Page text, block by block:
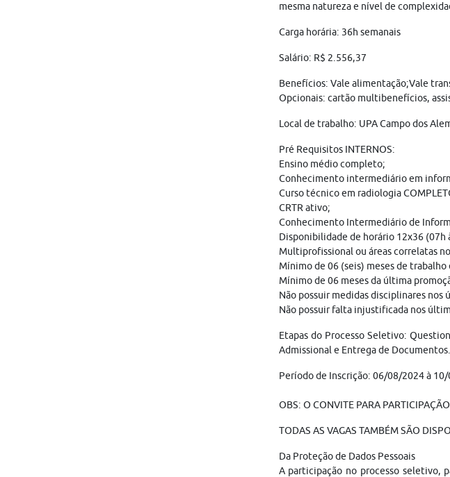
mesma natureza e nível de
Carga horária: 36h semanais
Salário: R$ 2.556,37
Benefícios: Vale alimentação;Vale
Opcionais: cartão multibenefícios,
Local de trabalho: UPA Campo dos
Pré Requisitos INTERNOS:
Ensino médio completo;
Conhecimento intermediário em
Curso técnico em radiologia
CRTR ativo;
Conhecimento Intermediário de
Disponibilidade de horário 12x36 (07h
Multiprofissional ou áreas correlatas
Mínimo de 06 (seis) meses de
Mínimo de 06 meses da última
Não possuir medidas disciplinares nos
Não possuir falta injustificada nos
Etapas do Processo Seletivo:
Admissional e Entrega de
Período de Inscrição: 06/08/2024 à 10/
OBS: O CONVITE PARA
TODAS AS VAGAS TAMBÉM SÃO
Da Proteção de Dados Pessoais
A participação no processo seletivo,